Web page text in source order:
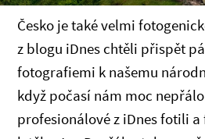
Česko je také velmi
z blogu iDnes chtěli přispět
fotografiemi k našemu
když počasí nám moc
profesionálové z iDnes fotili